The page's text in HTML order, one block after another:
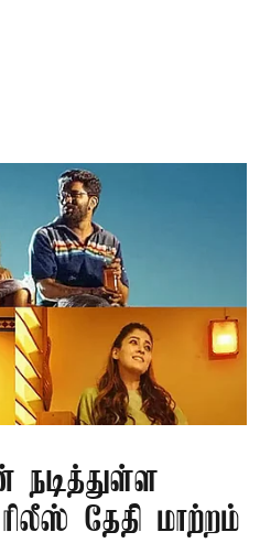
நடித்துள்ள
தேதி மாற்றம்